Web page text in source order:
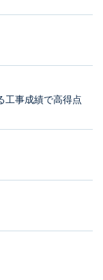
工事成績で高得点